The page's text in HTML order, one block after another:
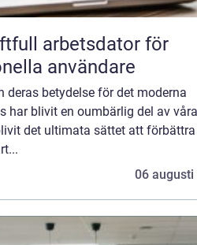
arbetsdator för
användare
deras betydelse för det moderna
har blivit en oumbärlig del av
det ultimata sättet att
06 augusti